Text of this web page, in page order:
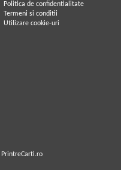
Politica de confidentialitate
Termeni si conditii
Utilizare cookie-uri
PrintreCarti.ro